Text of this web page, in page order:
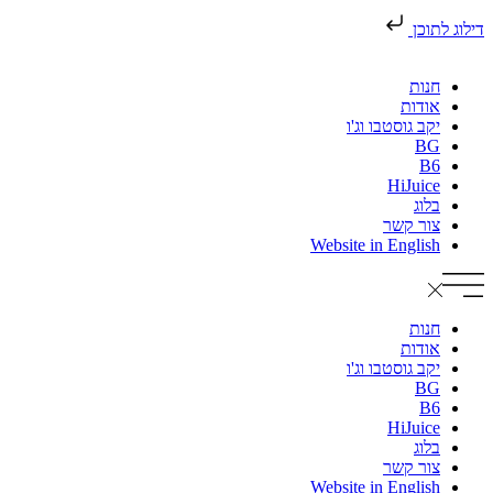
דילוג לתוכן
חנות
אודות
יקב גוסטבו וג'ו
BG
B6
HiJuice
בלוג
צור קשר
Website in English
חנות
אודות
יקב גוסטבו וג'ו
BG
B6
HiJuice
בלוג
צור קשר
Website in English